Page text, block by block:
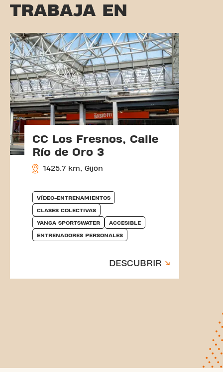
TRABAJA EN
CC Los Fresnos, Calle
Río de Oro 3
1425.7 km, Gijón
VÍDEO-ENTRENAMIENTOS
CLASES COLECTIVAS
YANGA SPORTSWATER ACCESIBLE
ENTRENADORES PERSONALES
DESCUBRIR